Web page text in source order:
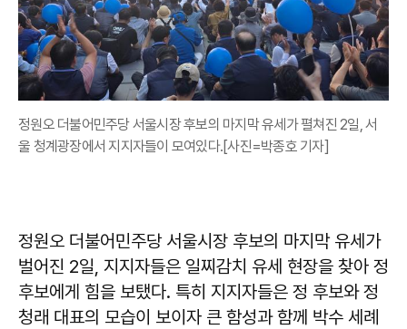
정원오 더불어민주당 서울시장 후보의 마지막 유세가 펼쳐진 2일, 서
울 청계광장에서 지지자들이 모여있다.[사진=박종호 기자]
정원오 더불어민주당 서울시장 후보의 마지막 유세가
벌어진 2일, 지지자들은 일찌감치 유세 현장을 찾아 정
후보에게 힘을 보탰다. 특히 지지자들은 정 후보와 정
청래 대표의 모습이 보이자 큰 함성과 함께 박수 세례